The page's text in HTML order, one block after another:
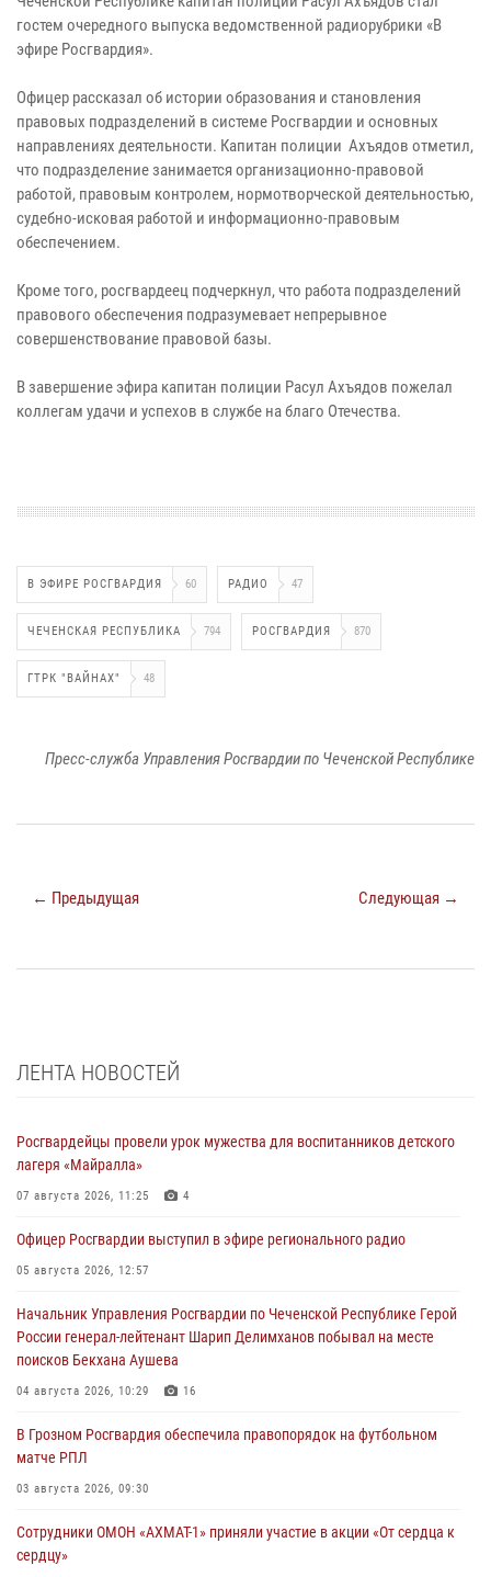
гостем очередного выпуска ведомственной радиорубрики «В
эфире Росгвардия».
Офицер рассказал об истории образования и становления
правовых подразделений в системе Росгвардии и основных
направлениях деятельности. Капитан полиции Ахъядов отметил,
что подразделение занимается организационно-правовой
работой, правовым контролем, нормотворческой деятельностью,
судебно-исковая работой и информационно-правовым
обеспечением.
Кроме того, росгвардеец подчеркнул, что работа подразделений
правового обеспечения подразумевает непрерывное
совершенствование правовой базы.
В завершение эфира капитан полиции Расул Ахъядов пожелал
коллегам удачи и успехов в службе на благо Отечества.
В ЭФИРЕ РОСГВАРДИЯ 60 РАДИО 47
ЧЕЧЕНСКАЯ РЕСПУБЛИКА 794 РОСГВАРДИЯ 870
ГТРК "ВАЙНАХ" 48
Пресс-служба Управления Росгвардии по Чеченской Республике
← Предыдущая Следующая →
ЛЕНТА НОВОСТЕЙ
Росгвардейцы провели урок мужества для воспитанников детского
лагеря «Майралла»
07 августа 2026, 11:25 4
Офицер Росгвардии выступил в эфире регионального радио
05 августа 2026, 12:57
Начальник Управления Росгвардии по Чеченской Республике Герой
России генерал-лейтенант Шарип Делимханов побывал на месте
поисков Бекхана Аушева
04 августа 2026, 10:29 16
В Грозном Росгвардия обеспечила правопорядок на футбольном
матче РПЛ
03 августа 2026, 09:30
Сотрудники ОМОН «АХМАТ-1» приняли участие в акции «От сердца к
сердцу»